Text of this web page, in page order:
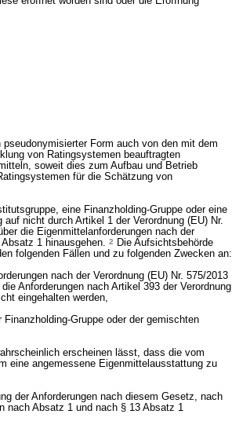
Form auch von den mit dem
von Ratingsystemen beauftragten
soweit dies zum Aufbau und Betrieb
für die Schätzung von
eine Finanzholding-Gruppe oder eine
nicht durch Artikel 1 der Verordnung (EU) Nr.
die Eigenmittelanforderungen nach der
1 hinausgehen. 2
Die Aufsichtsbehörde
folgenden Fällen und zu folgenden Zwecken an:
nach der Verordnung (EU) Nr. 575/2013
Anforderungen nach Artikel 393 der Verordnung
eingehalten werden,
Gruppe oder der gemischten
erscheinen lässt, dass die vom
eine angemessene Eigenmittelausstattung zu
der Anforderungen nach diesem Gesetz, nach
nach Absatz 1 und nach § 13 Absatz 1